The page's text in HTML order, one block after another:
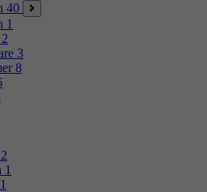
40
1
2
3
8
2
1
1